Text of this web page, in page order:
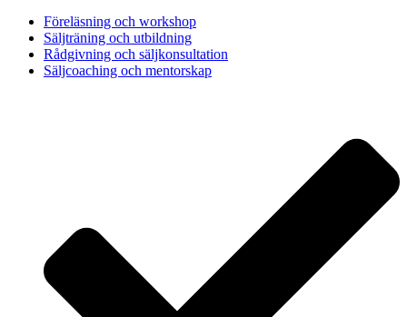
Föreläsning och workshop
Säljträning och utbildning
Rådgivning och säljkonsultation
Säljcoaching och mentorskap